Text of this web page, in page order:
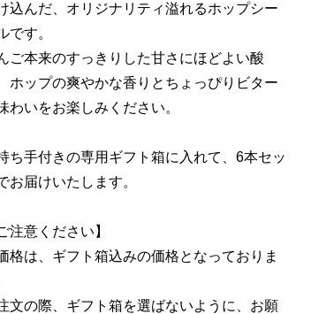
込んだ、オリジナリティ溢れるホップシー
です。
ご本来のすっきりした甘さにほどよい酸
ホップの爽やかな香りとちょっぴりビター
わいをお楽しみください。
ち手付きの専用ギフト箱に入れて、6本セッ
お届けいたします。
注意ください】
格は、ギフト箱込みの価格となっておりま
文の際、ギフト箱を選ばないように、お願